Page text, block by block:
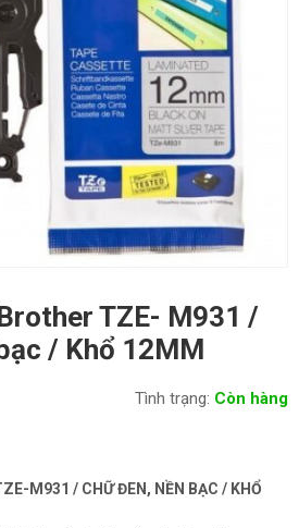
TZE- M931 /
/ Khổ 12MM
Tình trạng: Còn hàng
M931 / CHỮ ĐEN, NỀN BẠC / KHỔ